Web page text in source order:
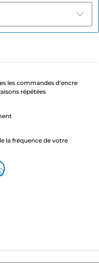
les commandes d'encre
répétées
la fréquence de votre